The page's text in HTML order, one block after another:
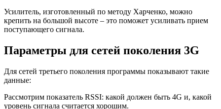
Усилитель, изготовленный по методу Харченко, можно
крепить на большой высоте – это поможет усиливать прием
поступающего сигнала.
Параметры для сетей поколения 3G
Для сетей третьего поколения программы показывают такие
данные:
Рассмотрим показатель RSSI: какой должен быть 4G и, какой
уровень сигнала считается хорошим.